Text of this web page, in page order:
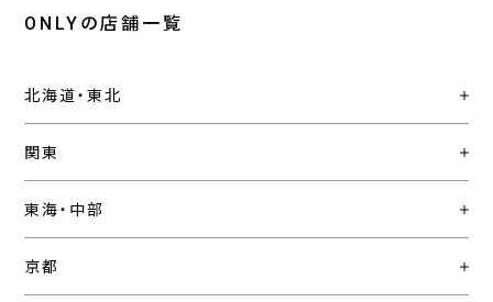
ONLYの店舗一覧
北海道・東北
関東
東海・中部
京都